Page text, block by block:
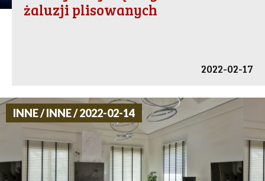
żaluzji plisowanych
2022-02-17
INNE / INNE / 2022-02-14